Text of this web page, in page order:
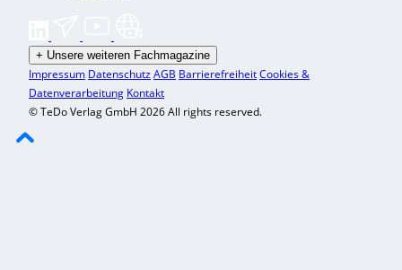
+ Unsere weiteren Fachmagazine
Impressum DatenschutzAGB BarrierefreiheitCookies &
Datenverarbeitung Kontakt
© TeDo Verlag GmbH 2026 All rights reserved.